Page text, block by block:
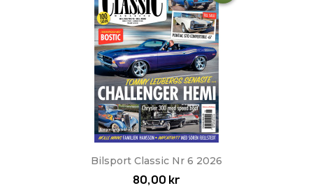
Bilsport Classic Nr 6 2026
80,00 kr